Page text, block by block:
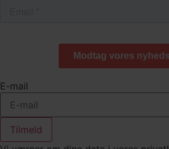
E-mail
Tilmeld